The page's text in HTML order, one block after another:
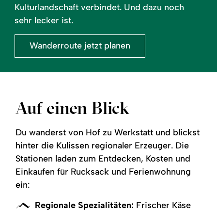
Kulturlandschaft verbindet. Und dazu noch
sehr lecker ist.
Wanderroute jetzt planen
Auf einen Blick
Du wanderst von Hof zu Werkstatt und blickst
hinter die Kulissen regionaler Erzeuger. Die
Stationen laden zum Entdecken, Kosten und
Einkaufen für Rucksack und Ferienwohnung
ein:
Regionale Spezialitäten: Frischer Käse